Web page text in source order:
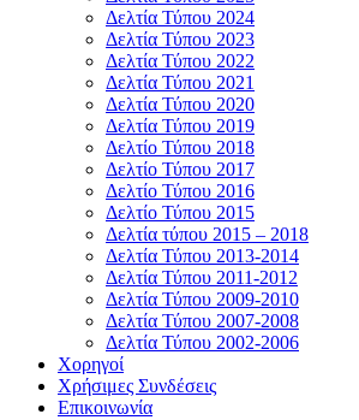
Δελτία Τύπου 2024
Δελτία Τύπου 2023
Δελτία Τύπου 2022
Δελτία Τύπου 2021
Δελτία Τύπου 2020
Δελτία Τύπου 2019
Δελτίο Τύπου 2018
Δελτίο Τύπου 2017
Δελτίο Τύπου 2016
Δελτίο Τύπου 2015
Δελτία τύπου 2015 – 2018
Δελτία Τύπου 2013-2014
Δελτία Τύπου 2011-2012
Δελτία Τύπου 2009-2010
Δελτία Τύπου 2007-2008
Δελτία Τύπου 2002-2006
Χορηγοί
Χρήσιμες Συνδέσεις
Επικοινωνία